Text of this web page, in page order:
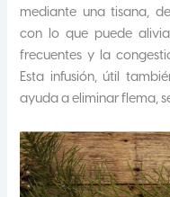
mediante una tisana,
con lo que puede
frecuentes y la
Esta infusión, útil
ayuda a eliminar flema,